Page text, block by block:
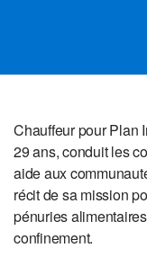
Chauffeur pour Plan
29 ans, conduit les
aide aux
récit de sa mission
pénuries
confinement.